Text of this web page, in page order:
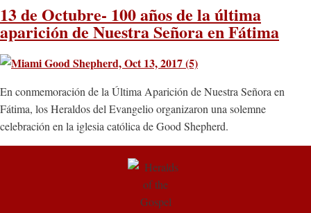
13 de Octubre- 100 años de la última
aparición de Nuestra Señora en Fátima
En conmemoración de la Última Aparición de Nuestra Señora en
Fátima, los Heraldos del Evangelio organizaron una solemne
celebración en la iglesia católica de Good Shepherd.